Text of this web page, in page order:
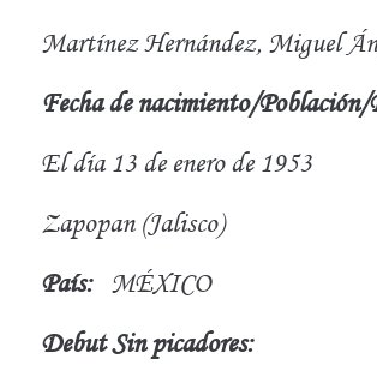
Martínez Hernández, Miguel
Fecha de nacimiento/
El día 13 de enero de 1953
Zapopan (Jalisco)
País: MÉXICO
Debut Sin picadores: